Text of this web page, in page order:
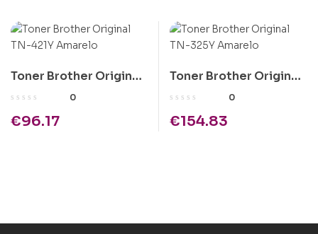
Toner Brother Original
TN-421Y Amarelo
0
€96.17
Toner Brother Original
TN-325Y Amarelo
0
€154.83